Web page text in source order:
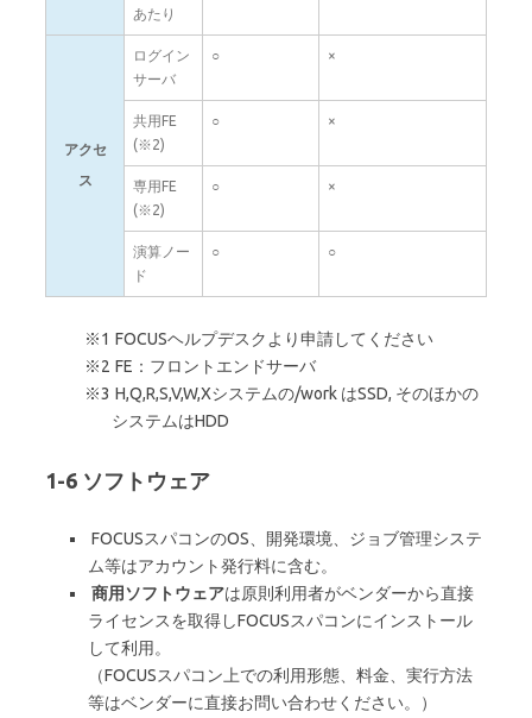
あたり
アクセ
ス
ログイン
サーバ
○ ×
共用FE
(※2)
○ ×
専用FE
(※2)
○ ×
演算ノー
ド
○ ○
FOCUSヘルプデスクより申請してください
FE：フロントエンドサーバ
H,Q,R,S,V,W,Xシステムの/work はSSD, そのほかの
システムはHDD
1-6 ソフトウェア
FOCUSスパコンのOS、開発環境、ジョブ管理システ
ム等はアカウント発行料に含む。
商用ソフトウェアは原則利用者がベンダーから直接
ライセンスを取得しFOCUSスパコンにインストール
して利用。
（FOCUSスパコン上での利用形態、料金、実行方法
等はベンダーに直接お問い合わせください。）